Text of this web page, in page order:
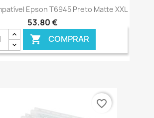
Epson T6945 Preto Matte XXL
53,80 €
 COMPRAR
favorite_border